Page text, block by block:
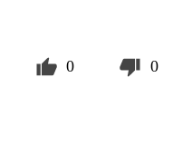
0 0